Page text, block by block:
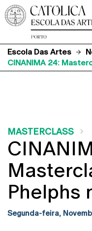
Escola Das Artes
CINANIMA 24:
MASTERCLASS
Phelphs
Segunda-feira,